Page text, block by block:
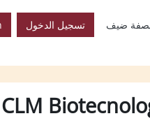
بصفة ضيف تسجيل الدخول
CLM